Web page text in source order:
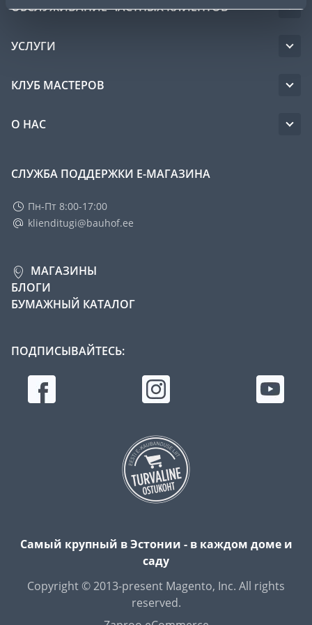
ОБСЛУЖИВАНИЕ ЧАСТНЫХ КЛИЕНТОВ
УСЛУГИ
КЛУБ МАСТЕРОВ
О НАС
СЛУЖБА ПОДДЕРЖКИ Е-МАГАЗИНА
Пн-Пт 8:00-17:00
klienditugi@bauhof.ee
МАГАЗИНЫ
БЛОГИ
БУМАЖНЫЙ КАТАЛОГ
ПОДПИСЫВАЙТЕСЬ:
Самый крупный в Эстонии - в каждом доме и
саду
Copyright © 2013-present Magento, Inc. All rights
reserved.